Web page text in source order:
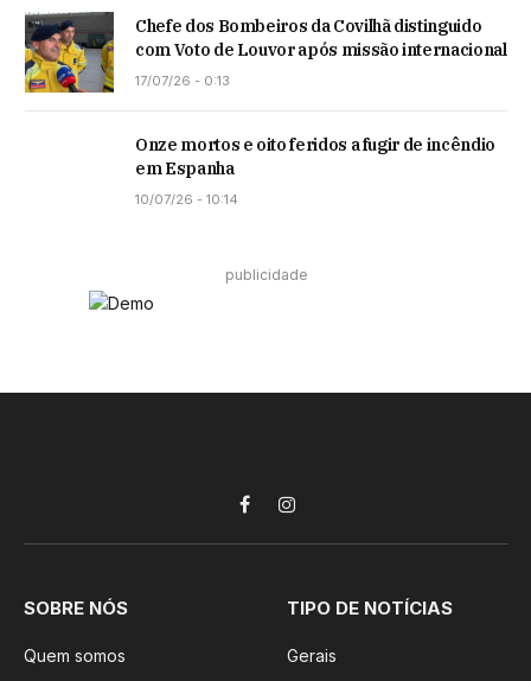
Chefe dos Bombeiros da Covilhã distinguido
com Voto de Louvor após missão internacional
17/07/26 - 0:13
Onze mortos e oito feridos a fugir de incêndio
em Espanha
10/07/26 - 10:14
publicidade
FacebookInstagram
SOBRE NÓS
Quem somos
TIPO DE NOTÍCIAS
Gerais